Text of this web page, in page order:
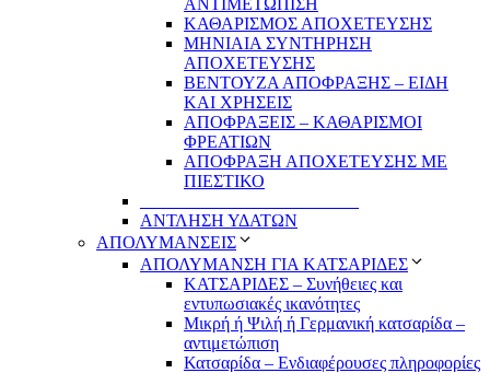
ΚΑΘΑΡΙΣΜΟΣ ΑΠΟΧΕΤΕΥΣΗΣ
ΜΗΝΙΑΙΑ ΣΥΝΤΗΡΗΣΗ
ΑΠΟΧΕΤΕΥΣΗΣ
ΒΕΝΤΟΥΖΑ ΑΠΟΦΡΑΞΗΣ – ΕΙΔΗ
ΚΑΙ ΧΡΗΣΕΙΣ
ΑΠΟΦΡΑΞΕΙΣ – ΚΑΘΑΡΙΣΜΟΙ
ΦΡΕΑΤΙΩΝ
ΑΠΟΦΡΑΞΗ ΑΠΟΧΕΤΕΥΣΗΣ ΜΕ
ΠΙΕΣΤΙΚΟ
ΑΝΤΛΗΣΗ ΥΔΑΤΩΝ
ΑΠΟΛΥΜΑΝΣΕΙΣ
ΑΠΟΛΥΜΑΝΣΗ ΓΙΑ ΚΑΤΣΑΡΙΔΕΣ
ΚΑΤΣΑΡΙΔΕΣ – Συνήθειες και
εντυπωσιακές ικανότητες
Μικρή ή Ψιλή ή Γερμανική κατσαρίδα –
αντιμετώπιση
Κατσαρίδα – Ενδιαφέρουσες πληροφορίες